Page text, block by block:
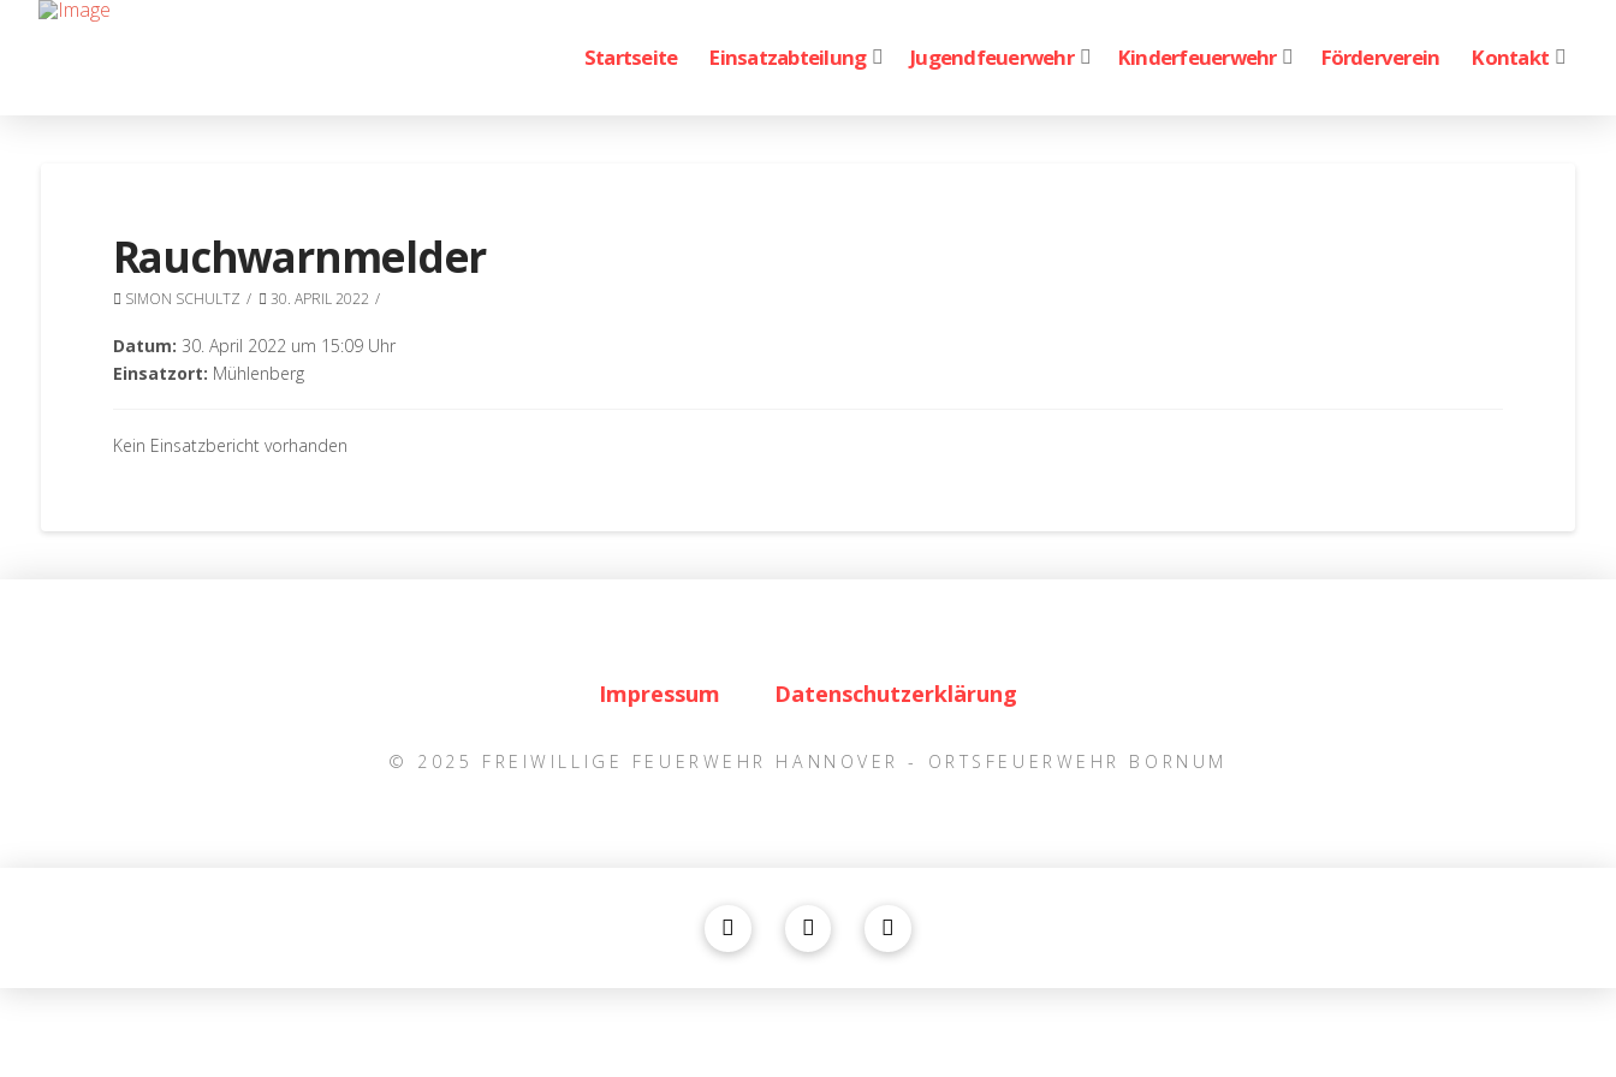
Startseite Einsatzabteilung Jugendfeuerwehr Kinderfeuerwehr Förderverein Kontakt
Rauchwarnmelder
SIMON SCHULTZ 30. APRIL 2022
Datum: 30. April 2022 um 15:09 Uhr
Einsatzort: Mühlenberg
Kein Einsatzbericht vorhanden
Impressum Datenschutzerklärung
© 2025 FREIWILLIGE FEUERWEHR HANNOVER - ORTSFEUERWEHR BORNUM